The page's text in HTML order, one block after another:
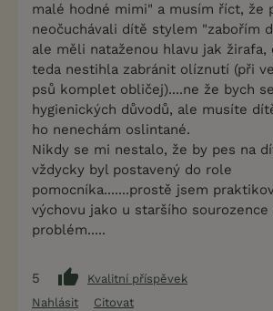
malé hodné mimi" a musím říct, že
neočuchávali dítě stylem "zabořím
ale měli nataženou hlavu jak žirafa,
teda nestihla zabránit olíznutí (při
psů komplet obličej)....ne že bych
hygienických důvodů, ale musíte
ho nenechám oslintané.
Nikdy se mi nestalo, že by pes na
vždycky byl postavený do role
pomocníka.......prostě jsem
výchovu jako u staršího sourozence
problém.....
5
Kvalitní příspěvek
Nahlásit
Citovat